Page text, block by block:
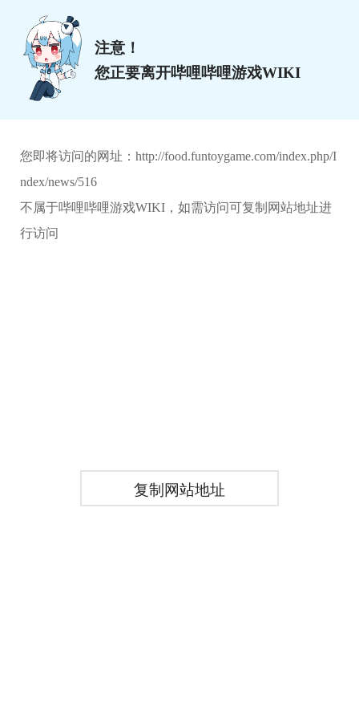
注意！
您正要离开哔哩哔哩游戏WIKI
您即将访问的网址： http://food.funtoygame.com/index.php/I
ndex/news/516
不属于哔哩哔哩游戏WIKI，如需访问可复制网站地址进
行访问
复制网站地址